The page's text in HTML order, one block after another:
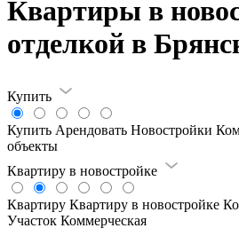
Квартиры в
отделкой в
Купить
Купить Арендовать Новостройки
объекты
Квартиру в новостройке
Квартиру Квартиру в новостройке
Участок Коммерческая